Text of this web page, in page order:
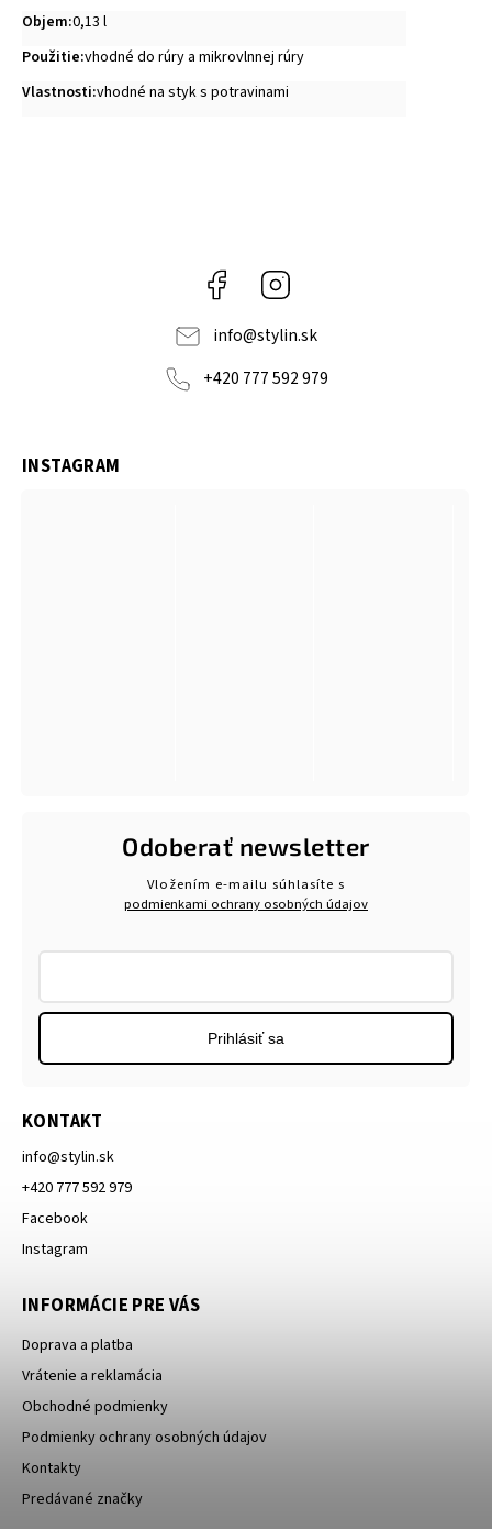
Objem:0,13 l
Použitie:vhodné do rúry a mikrovlnnej rúry
Vlastnosti:vhodné na styk s potravinami
Facebook
info@stylin.sk
+420 777 592 979
KONTAKT
info@stylin.sk
+420 777 592 979
Facebook
Instagram
INFORMÁCIE PRE VÁS
Doprava a platba
Vrátenie a reklamácia
Obchodné podmienky
Podmienky ochrany osobných údajov
Kontakty
Predávané značky
INSTAGRAM
Odoberať newsletter
Vložením e-mailu súhlasíte s
podmienkami ochrany osobných údajov
Prihlásiť sa